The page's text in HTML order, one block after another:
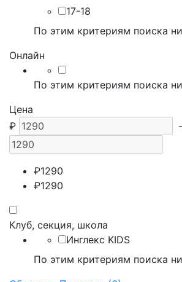
17-18
По этим критериям поиска
Онлайн
По этим критериям поиска
Цена
₽
₽1290
₽1290
Клуб, секция, школа
Инглекс KIDS
По этим критериям поиска